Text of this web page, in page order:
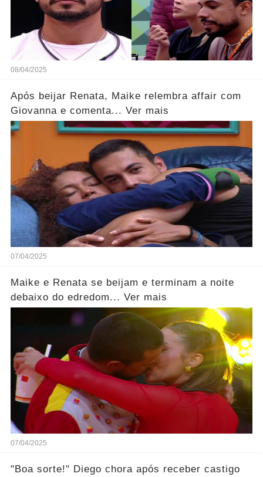
08/04/2025
Após beijar Renata, Maike relembra affair com
Giovanna e comenta... Ver mais
07/04/2025
Maike e Renata se beijam e terminam a noite
debaixo do edredom... Ver mais
07/04/2025
"Boa sorte!" Diego chora após receber castigo